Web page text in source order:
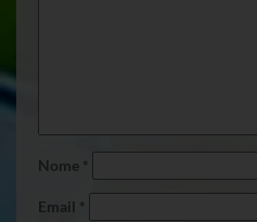
Nome *
Email *